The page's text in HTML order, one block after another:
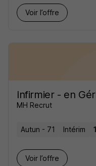
Voir l’offre
Infirmier - en
MH Recrut
Autun - 71 Intérim
Voir l’offre